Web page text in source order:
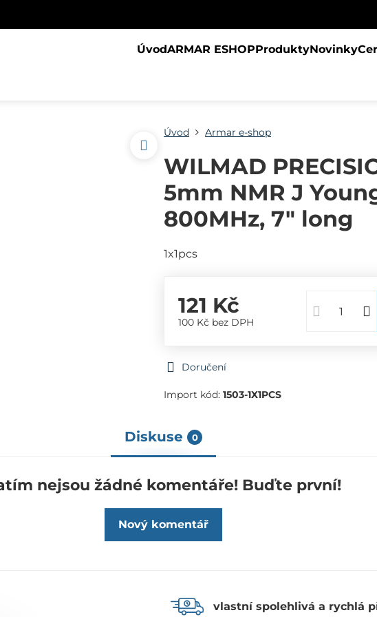
ÚvodARMAR ESHOPProduktyNovinky
Úvod Armar e-shop
WILMAD
5mm NMR J
800MHz, 7" long
1x1pcs
121 Kč
100 Kč bez DPH
Doručení
Import kód: 1503-1X1PCS
Diskuse 0
nejsou žádné komentáře! Buďte první!
Nový komentář
vlastní spolehlivá a rychlá